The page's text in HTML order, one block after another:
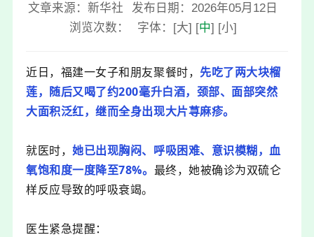
文章来源：新华社
发布日期：2026年05月12日
浏览次数：
字体： [大] [中] [小]
近日，福建一女子和朋友聚餐时， 先吃了两大块榴
莲，随后又喝了约200毫升白酒，颈部、面部突然
大面积泛红，继而全身出现大片荨麻疹。
就医时，她已出现胸闷、呼吸困难、意识模糊，血
氧饱和度一度降至78%。 最终，她被确诊为双硫仑
样反应导致的呼吸衰竭。
医生紧急提醒：